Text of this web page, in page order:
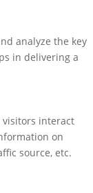
analyze the key
in delivering a
visitors interact
on
source, etc.